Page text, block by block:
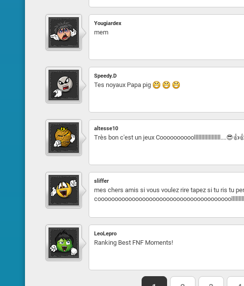
Yougiardex
mem
Speedy.D
Tes noyaux Papa pig
altesse10
Très bon c'est un jeux
sliffer
mes chers amis si vous voulez rire tapez si tu ris tu
LeoLepro
Ranking Best FNF Moments!